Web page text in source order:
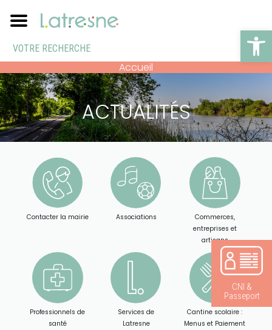
Accueil
ACTUALITÉS
Contacter la mairie Associations
Commerces,
entreprises et
artisans
Professionnels de
santé
Services de
Latresne
Cantine scolaire :
Menus et Paiement
CNI &
Passeport